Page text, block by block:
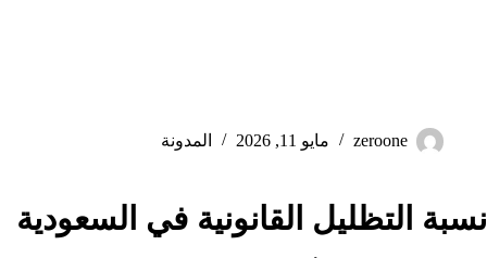
zeroone مايو 11, 2026 المدونة
نسبة التظليل القانونية في السعودية